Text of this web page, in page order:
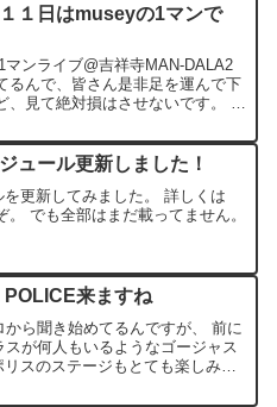
１日はmuseyの1マンで
ンライブ@吉祥寺MAN-DALA2
るんで、皆さん是非足を運んで下
見て絶対損はさせないです。 僕
ュール更新しました！
更新してみました。 詳しくは
でも全部はまだ載ってません。
POLICE来ますね
ら聞き始めてるんですが、 前に
が何人もいるようなゴージャス
スのステージもとても楽しみで